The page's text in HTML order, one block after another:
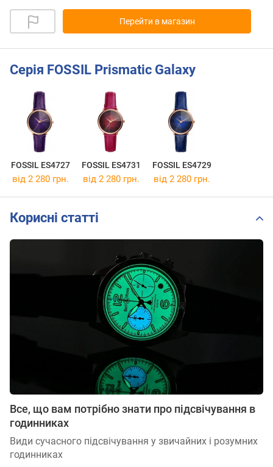
Перейти в магазин
Серія FOSSIL Prismatic Galaxy
FOSSIL ES4727 FOSSIL ES4731 FOSSIL ES4729
від 2 280 грн. від 2 280 грн. від 2 280 грн.
Корисні статті
Все, що вам потрібно знати про підсвічування в
годинниках
Види сучасного підсвічування у звичайних і розумних
годинниках